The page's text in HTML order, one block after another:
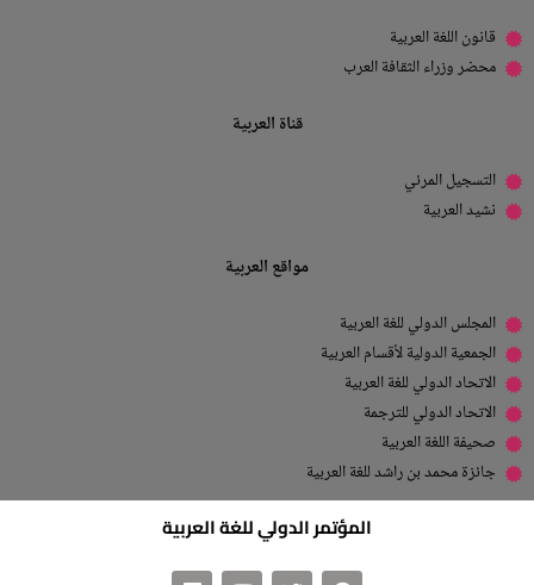
قانون اللغة العربية
محضر وزراء الثقافة العرب
قناة العربية
التسجيل المرئي
نشيد العربية
مواقع العربية
المجلس الدولي للغة العربية
الجمعية الدولية لأقسام العربية
الاتحاد الدولي للغة العربية
الاتحاد الدولي للترجمة
صحيفة اللغة العربية
جائزة محمد بن راشد للغة العربية
المؤتمر الدولي للغة العربية